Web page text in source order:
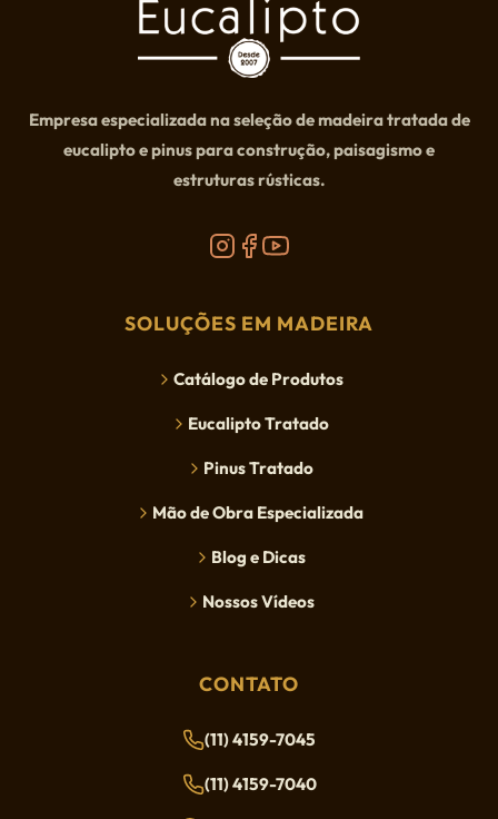
Empresa especializada na seleção de madeira tratada de
eucalipto e pinus para construção, paisagismo e
estruturas rústicas.
SOLUÇÕES EM MADEIRA
Catálogo de Produtos
Eucalipto Tratado
Pinus Tratado
Mão de Obra Especializada
Blog e Dicas
Nossos Vídeos
CONTATO
(11) 4159-7045
(11) 4159-7040